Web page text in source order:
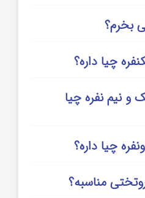
بخرم؟
چیا داره؟
نیم نفره چیا
چیا داره؟
مناسبه؟